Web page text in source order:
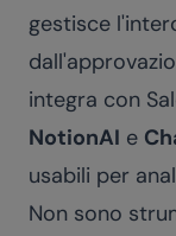
gestisce
integra con
NotionAI e
usabili per
Non sono